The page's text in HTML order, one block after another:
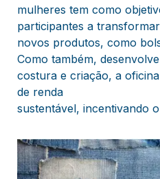
mulheres tem como
participantes a
novos produtos, como
Como também,
costura e criação, a
de renda
sustentável, incentivando